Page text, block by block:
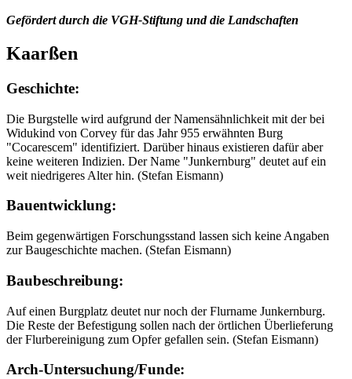
Gefördert durch die VGH-Stiftung und die Landschaften
Kaarßen
Geschichte:
Die Burgstelle wird aufgrund der Namensähnlichkeit mit der bei
Widukind von Corvey für das Jahr 955 erwähnten Burg
"Cocarescem" identifiziert. Darüber hinaus existieren dafür aber
keine weiteren Indizien. Der Name "Junkernburg" deutet auf ein
weit niedrigeres Alter hin. (Stefan Eismann)
Bauentwicklung:
Beim gegenwärtigen Forschungsstand lassen sich keine Angaben
zur Baugeschichte machen. (Stefan Eismann)
Baubeschreibung:
Auf einen Burgplatz deutet nur noch der Flurname Junkernburg.
Die Reste der Befestigung sollen nach der örtlichen Überlieferung
der Flurbereinigung zum Opfer gefallen sein. (Stefan Eismann)
Arch-Untersuchung/Funde: